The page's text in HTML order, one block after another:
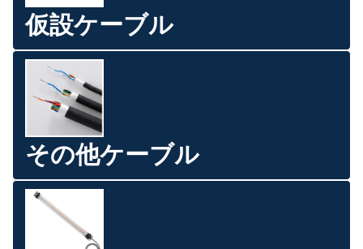
仮設ケーブル
その他ケーブル